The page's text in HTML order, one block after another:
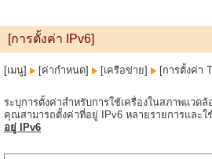
[การตั้งค่า IPv6]
[เมนู] [ค่ากำหนด] [เครือข่าย] [การตั้งค่า
ระบุการตั้งค่าสำหรับการใช้เครื่องในสภาพแวดล้
คุณสามารถตั้งค่าที่อยู่ IPv6 หลายรายการและใ
อยู่ IPv6